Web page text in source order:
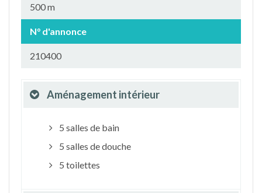
500 m
N° d'annonce
210400
Aménagement intérieur
5 salles de bain
5 salles de douche
5 toilettes